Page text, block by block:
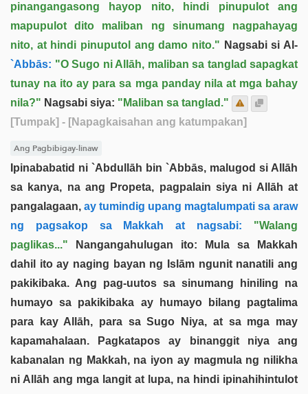
pinangangasong hayop nito, hindi pinupulot ang
mapupulot dito maliban ng sinumang nagpahayag
nito, at hindi pinuputol ang damo nito." Nagsabi si Al-
`Abbās: "O Sugo ni Allāh, maliban sa tanglad sapagkat
tunay na ito ay para sa mga panday nila at mga bahay
nila?" Nagsabi siya: "Maliban sa tanglad."
[Tumpak] - [Napagkaisahan ang katumpakan]
Ang Pagbibigay-linaw
Ipinababatid ni `Abdullāh bin `Abbās, malugod si Allāh
sa kanya, na ang Propeta, pagpalain siya ni Allāh at
pangalagaan, ay tumindig upang magtalumpati sa araw
ng pagsakop sa Makkah at nagsabi:
"Walang
paglikas..." Nangangahulugan ito: Mula sa Makkah
dahil ito ay naging bayan ng Islām ngunit nanatili ang
pakikibaka. Ang pag-uutos sa sinumang hiniling na
humayo sa pakikibaka ay humayo bilang pagtalima
para kay Allāh, para sa Sugo Niya, at sa mga may
kapamahalaan. Pagkatapos ay binanggit niya ang
kabanalan ng Makkah, na iyon ay magmula ng nilikha
ni Allāh ang mga langit at lupa, na hindi ipinahihintulot